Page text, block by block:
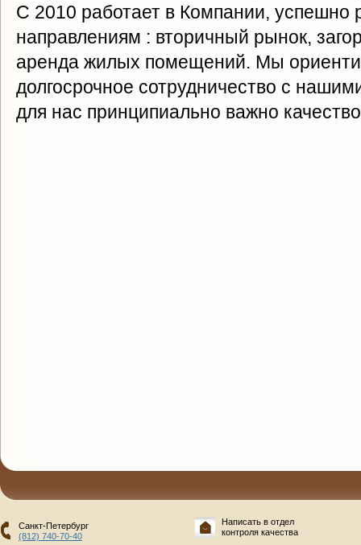
С 2010 работает в Компании, успешно
направлениям : вторичный рынок,
аренда жилых помещений. Мы
долгосрочное сотрудничество с
для нас принципиально важно
Санкт-Петербург
(812) 740-70-40
Написать в отдел
контроля качества